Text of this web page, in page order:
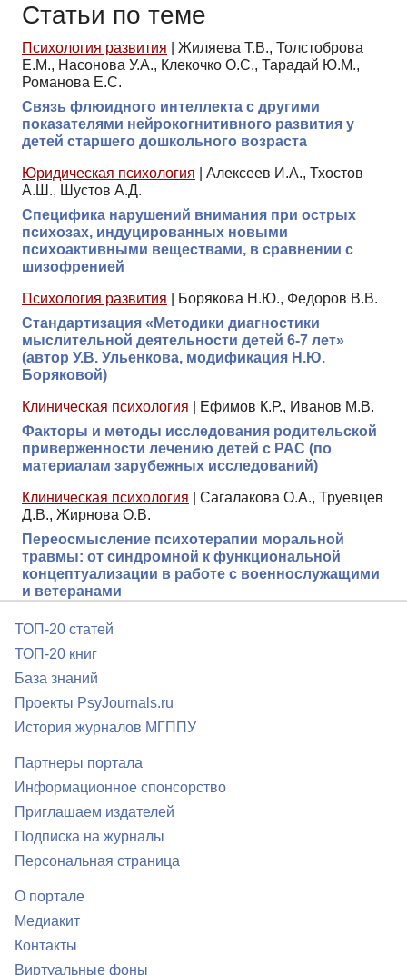
Статьи по теме
Психология развития
Жиляева Т.В., Толстоброва
Е.М., Насонова У.А., Клекочко О.С., Тарадай Ю.М.,
Романова Е.С.
Связь флюидного интеллекта с другими
показателями нейрокогнитивного развития у
детей старшего дошкольного возраста
Юридическая психология
Алексеев И.А., Тхостов
А.Ш., Шустов А.Д.
Специфика нарушений внимания при острых
психозах, индуцированных новыми
психоактивными веществами, в сравнении с
шизофренией
Психология развития
Борякова Н.Ю., Федоров В.В.
Стандартизация «Методики диагностики
мыслительной деятельности детей 6-7 лет»
(автор У.В. Ульенкова, модификация Н.Ю.
Боряковой)
Клиническая психология
Ефимов К.Р., Иванов М.В.
Факторы и методы исследования родительской
приверженности лечению детей с РАС (по
материалам зарубежных исследований)
Клиническая психология
Сагалакова О.А., Труевцев
Д.В., Жирнова О.В.
Переосмысление психотерапии моральной
травмы: от синдромной к функциональной
концептуализации в работе с военнослужащими
и ветеранами
ТОП-20 статей
ТОП-20 книг
База знаний
Проекты PsyJournals.ru
История журналов МГППУ
Партнеры портала
Информационное спонсорство
Приглашаем издателей
Подписка на журналы
Персональная страница
О портале
Медиакит
Контакты
Виртуальные фоны